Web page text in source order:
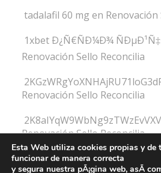
tadalafil 60 mg en Renovación
1xbet Ð¿Ñ€ÑÐ¼Ð¾
Renovación Sello Reconcilia
Renovación Sello Reconcilia
Renovación Sello Reconcilia
Esta Web utiliza cookies propias y de
funcionar de manera correcta
y segura nuestra pÃ¡gina web, asÃ­